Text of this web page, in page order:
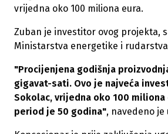
vrijedna oko 100 miliona eura.
Zuban je investitor ovog projekta,
Ministarstva energetike i
"Procijenjena godišnja
gigavat-sati. Ovo je najveća
Sokolac, vrijedna oko 100 miliona
period je 50 godina", navedeno je